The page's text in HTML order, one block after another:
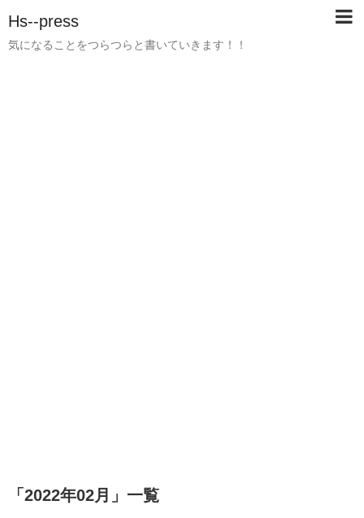
Hs--press
気になることをつらつらと書いていきます！！
「 2022年02月 」 一覧